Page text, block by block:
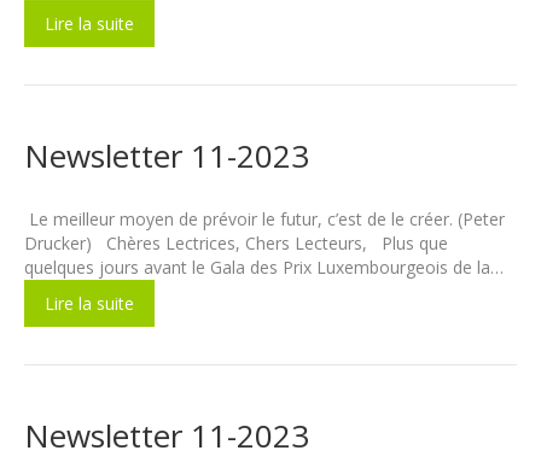
Lire la suite
Newsletter 11-2023
Le meilleur moyen de prévoir le futur, c’est de le créer. (Peter
Drucker) Chères Lectrices, Chers Lecteurs, Plus que
quelques jours avant le Gala des Prix Luxembourgeois de la…
Lire la suite
Newsletter 11-2023